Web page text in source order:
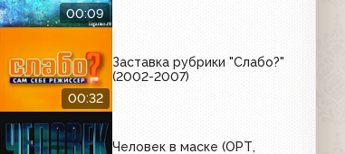
00:09
00:32
Заставка рубрики "Слабо?"
(2002-2007)
Человек в маске (ОРТ,